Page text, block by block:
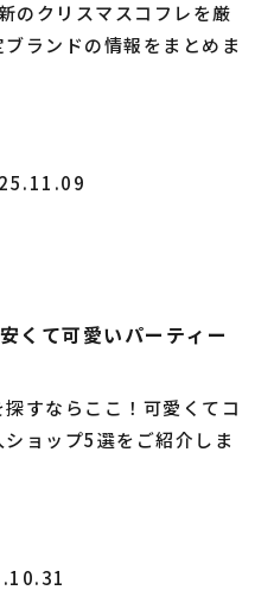
のクリスマスコフレを厳
ランドの情報をまとめま
くて可愛いパーティー
すならここ！可愛くてコ
ョップ5選をご紹介しま